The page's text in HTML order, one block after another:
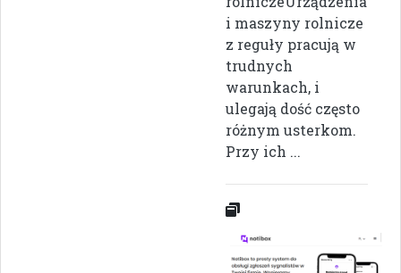
i maszyny rolnicze
z reguły pracują w
trudnych
warunkach, i
ulegają dość często
różnym usterkom.
Przy ich ...